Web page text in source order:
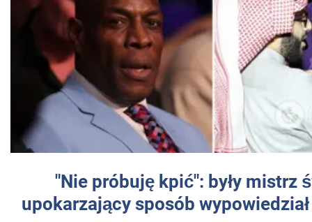
"Nie próbuję kpić": były mistrz
upokarzający sposób